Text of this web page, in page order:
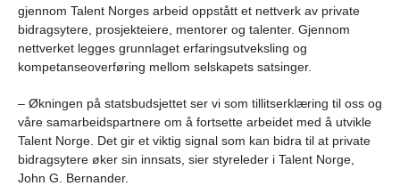
gjennom Talent Norges arbeid oppstått et nettverk av private
bidragsytere, prosjekteiere, mentorer og talenter. Gjennom
nettverket legges grunnlaget erfaringsutveksling og
kompetanseoverføring mellom selskapets satsinger.
– Økningen på statsbudsjettet ser vi som tillitserklæring til oss og
våre samarbeidspartnere om å fortsette arbeidet med å utvikle
Talent Norge. Det gir et viktig signal som kan bidra til at private
bidragsytere øker sin innsats, sier styreleder i Talent Norge,
John G. Bernander.